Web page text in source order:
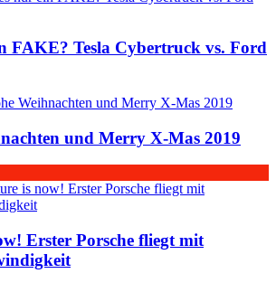
FAKE? Tesla Cybertruck vs. Ford
und Merry X-Mas 2019
Erster Porsche fliegt mit